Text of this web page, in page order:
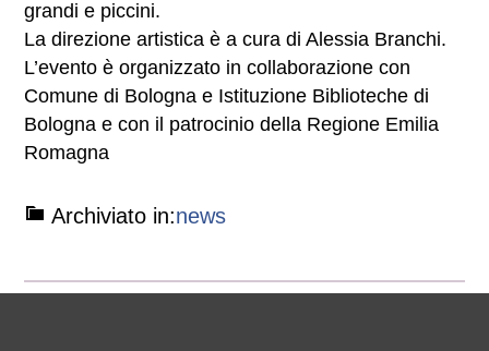
grandi e piccini.
La direzione artistica è a cura di Alessia Branchi.
L’evento è organizzato in collaborazione con
Comune di Bologna e Istituzione Biblioteche di
Bologna e con il patrocinio della Regione Emilia
Romagna
Archiviato in:news